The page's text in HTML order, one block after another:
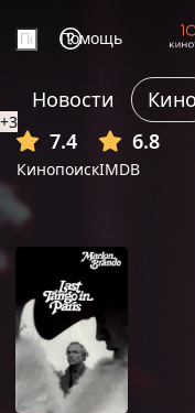
Помощь
Новости Кино
7.4
Кинопоиск
6.8
IMDB
+3